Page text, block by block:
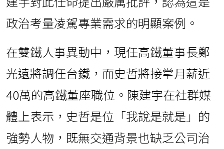
政治考量凌駕專業需求的明顯案例。
在雙鐵人事異動中，現任高鐵董事長鄭
光遠將調任台鐵，而史哲將接掌月薪近
40萬的高鐵董座職位。陳建宇在社群媒
體上表示，史哲是位「我說是就是」的
強勢人物，既無交通背景也缺乏公司治